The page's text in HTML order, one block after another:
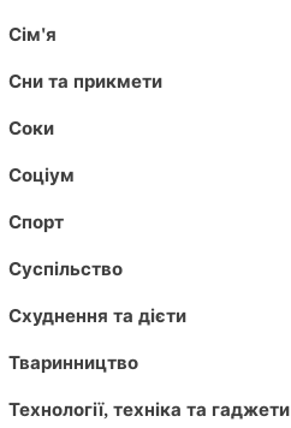
Сім'я
Сни та прикмети
Соки
Соціум
Спорт
Суспільство
Схуднення та дієти
Тваринництво
Технології, техніка та гаджети